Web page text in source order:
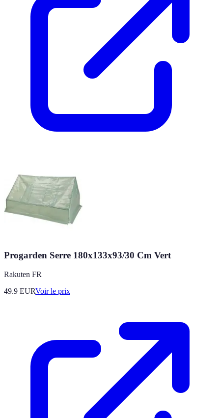
Progarden Serre 180x133x93/30 Cm Vert
Rakuten FR
49.9 EURVoir le prix